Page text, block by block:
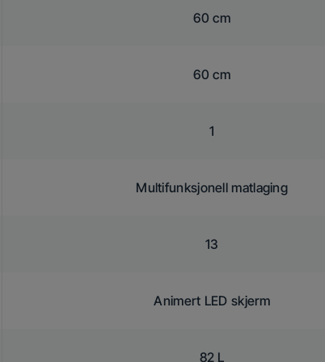
60 cm
60 cm
1
Multifunksjonell matlaging
13
Animert LED skjerm
82 L